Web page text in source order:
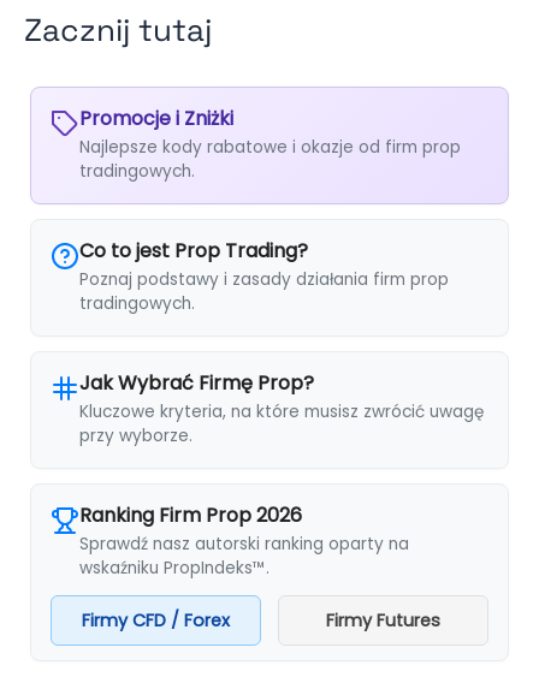
Zacznij tutaj
Promocje i Zniżki
Najlepsze kody rabatowe i okazje od firm prop
tradingowych.
Co to jest Prop Trading?
Poznaj podstawy i zasady działania firm prop
tradingowych.
Jak Wybrać Firmę Prop?
Kluczowe kryteria, na które musisz zwrócić uwagę
przy wyborze.
Ranking Firm Prop 2026
Sprawdź nasz autorski ranking oparty na
wskaźniku PropIndeks™.
Firmy CFD / Forex Firmy Futures